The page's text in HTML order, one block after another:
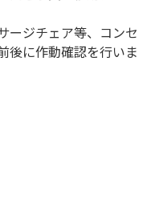
ージチェア等、コンセ
後に作動確認を行いま